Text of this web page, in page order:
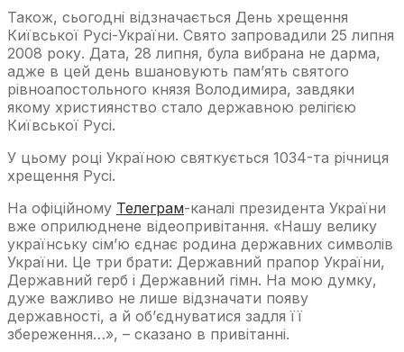
Також, сьогодні відзначається День хрещення
Київської Русі-України. Свято запровадили 25 липня
2008 року. Дата, 28 липня, була вибрана не дарма,
адже в цей день вшановують пам’ять святого
рівноапостольного князя Володимира, завдяки
якому християнство стало державною релігією
Київської Русі.
У цьому році Україною святкується 1034-та річниця
хрещення Русі.
На офіційному Телеграм-каналі президента України
вже оприлюднене відеопривітання. «Нашу велику
українську сім’ю єднає родина державних символів
України. Це три брати: Державний прапор України,
Державний герб і Державний гімн. На мою думку,
дуже важливо не лише відзначати появу
державності, а й об’єднуватися задля її
збереження…», – сказано в привітанні.